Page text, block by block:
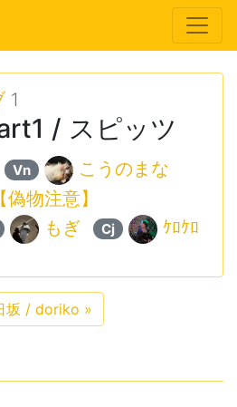
1
/ スピッツ
Vn こうのまな
物注意】
もぎ Cj ｹﾛｹﾛ
坂 / doriko »